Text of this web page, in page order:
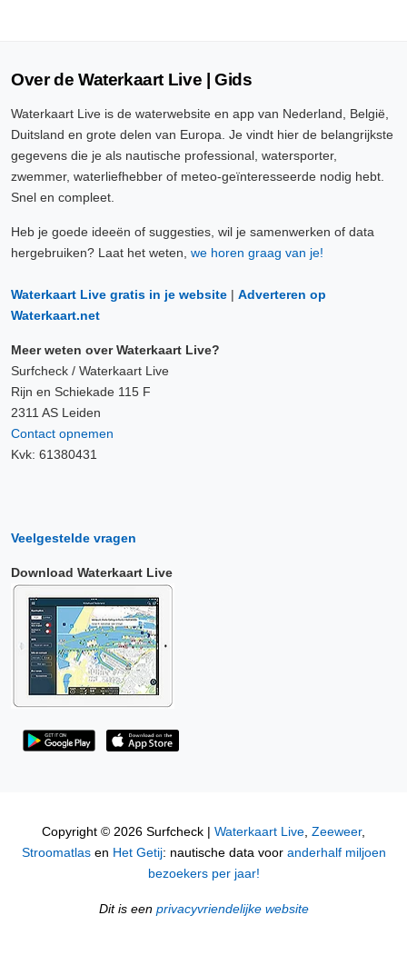
Over de Waterkaart Live | Gids
Waterkaart Live is de waterwebsite en app van Nederland, België,
Duitsland en grote delen van Europa. Je vindt hier de belangrijkste
gegevens die je als nautische professional, watersporter,
zwemmer, waterliefhebber of meteo-geïnteresseerde nodig hebt.
Snel en compleet.
Heb je goede ideeën of suggesties, wil je samenwerken of data
hergebruiken? Laat het weten, we horen graag van je!
Waterkaart Live gratis in je website | Adverteren op
Waterkaart.net
Meer weten over Waterkaart Live?
Surfcheck / Waterkaart Live
Rijn en Schiekade 115 F
2311 AS Leiden
Contact opnemen
Kvk: 61380431
Veelgestelde vragen
Download Waterkaart Live
Copyright © 2026 Surfcheck | Waterkaart Live, Zeeweer,
Stroomatlasen Het Getij: nautische data voor anderhalf miljoen
bezoekers per jaar!
Dit is een privacyvriendelijke website